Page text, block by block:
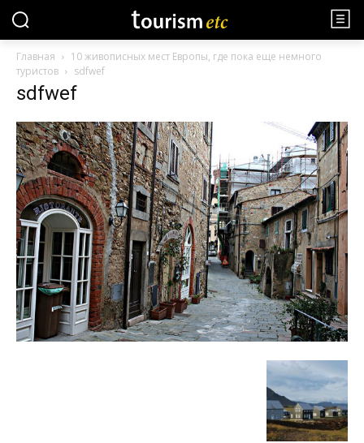
Главная
10 живописных мест Европы, где пока еще немного
туристов
sdfwef
sdfwef